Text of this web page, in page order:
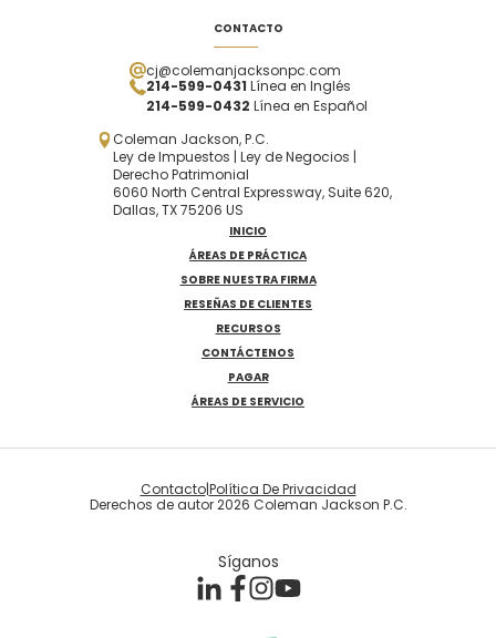
CONTACTO
cj@colemanjacksonpc.com
214-599-0431 Línea en Inglés
214-599-0432 Línea en Español
Coleman Jackson, P.C.
Ley de Impuestos | Ley de Negocios |
Derecho Patrimonial
6060 North Central Expressway, Suite 620,
Dallas, TX 75206 US
INICIO
ÁREAS DE PRÁCTICA
SOBRE NUESTRA FIRMA
RESEÑAS DE CLIENTES
RECURSOS
CONTÁCTENOS
PAGAR
ÁREAS DE SERVICIO
Derechos de autor 2026 Coleman Jackson P.C.
Contacto|Política De Privacidad
Síganos